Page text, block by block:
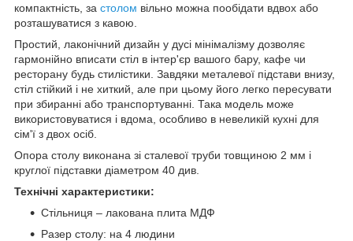
компактність, за столом вільно можна пообідати вдвох або
розташуватися з кавою.
Простий, лаконічний дизайн у дусі мінімалізму дозволяє
гармонійно вписати стіл в інтер'єр вашого бару, кафе чи
ресторану будь стилістики. Завдяки металевої підстави внизу,
стіл стійкий і не хиткий, але при цьому його легко пересувати
при збиранні або транспортуванні. Така модель може
використовуватися і вдома, особливо в невеликій кухні для
сім'ї з двох осіб.
Опора столу виконана зі сталевої труби товщиною 2 мм і
круглої підставки діаметром 40 див.
Технічні характеристики:
Стільниця – лакована плита МДФ
Разер столу: на 4 людини